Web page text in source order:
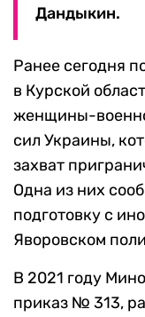
Дандыкин.
Ранее сегодня
в Курской
женщины-
сил Украины,
захват
Одна из них
подготовку с
Яворовском
В 2021 году
приказ № 313,